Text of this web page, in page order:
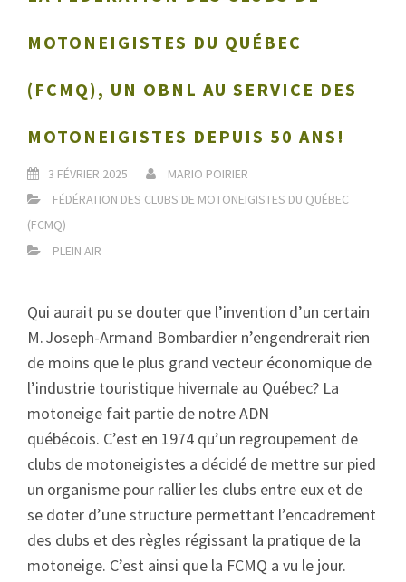
MOTONEIGISTES DU QUÉBEC
(FCMQ), UN OBNL AU SERVICE DES
MOTONEIGISTES DEPUIS 50 ANS!
3 FÉVRIER 2025
MARIO POIRIER
FÉDÉRATION DES CLUBS DE MOTONEIGISTES DU QUÉBEC
(FCMQ)
PLEIN AIR
Qui aurait pu se douter que l’invention d’un certain
M. Joseph-Armand Bombardier n’engendrerait rien
de moins que le plus grand vecteur économique de
l’industrie touristique hivernale au Québec? La
motoneige fait partie de notre ADN
québécois. C’est en 1974 qu’un regroupement de
clubs de motoneigistes a décidé de mettre sur pied
un organisme pour rallier les clubs entre eux et de
se doter d’une structure permettant l’encadrement
des clubs et des règles régissant la pratique de la
motoneige. C’est ainsi que la FCMQ a vu le jour.